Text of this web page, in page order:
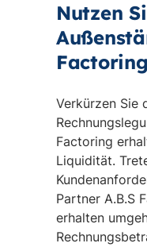
Nutzen
Factoring
Verkürzen Sie
Factoring
Liquidität.
Partner A.B.S
erhalten